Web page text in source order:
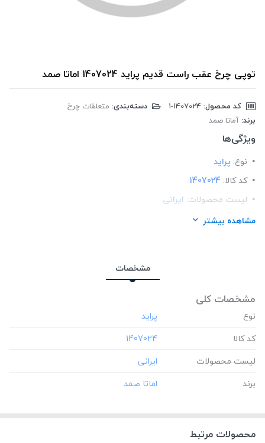
توپی چرخ عقب راست قدیم پراید 1407024 اماتا صمد
کد محصول: دسته‌بندی: متعلقات چرخ
برند: آماتا صمد
ویژگی‌ها
نوع: پراید
کد کالا: 1407024
لیست محصولات: ایرانی
برند:اماتا صمد
مشاهده بیشتر
مشخصات
مشخصات کلی
نوع
کد کالا
‎1407024
لیست محصولات
برند
محصولات مرتبط